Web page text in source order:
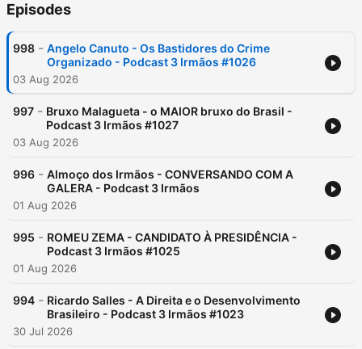
Episodes
998 - Angelo Canuto - Os Bastidores do Crime
Organizado - Podcast 3 Irmãos #1026
03 Aug 2026
997 - Bruxo Malagueta - o MAIOR bruxo do Brasil -
Podcast 3 Irmãos #1027
03 Aug 2026
996 - Almoço dos Irmãos - CONVERSANDO COM A
GALERA - Podcast 3 Irmãos
01 Aug 2026
995 - ROMEU ZEMA - CANDIDATO À PRESIDÊNCIA -
Podcast 3 Irmãos #1025
01 Aug 2026
994 - Ricardo Salles - A Direita e o Desenvolvimento
Brasileiro - Podcast 3 Irmãos #1023
30 Jul 2026